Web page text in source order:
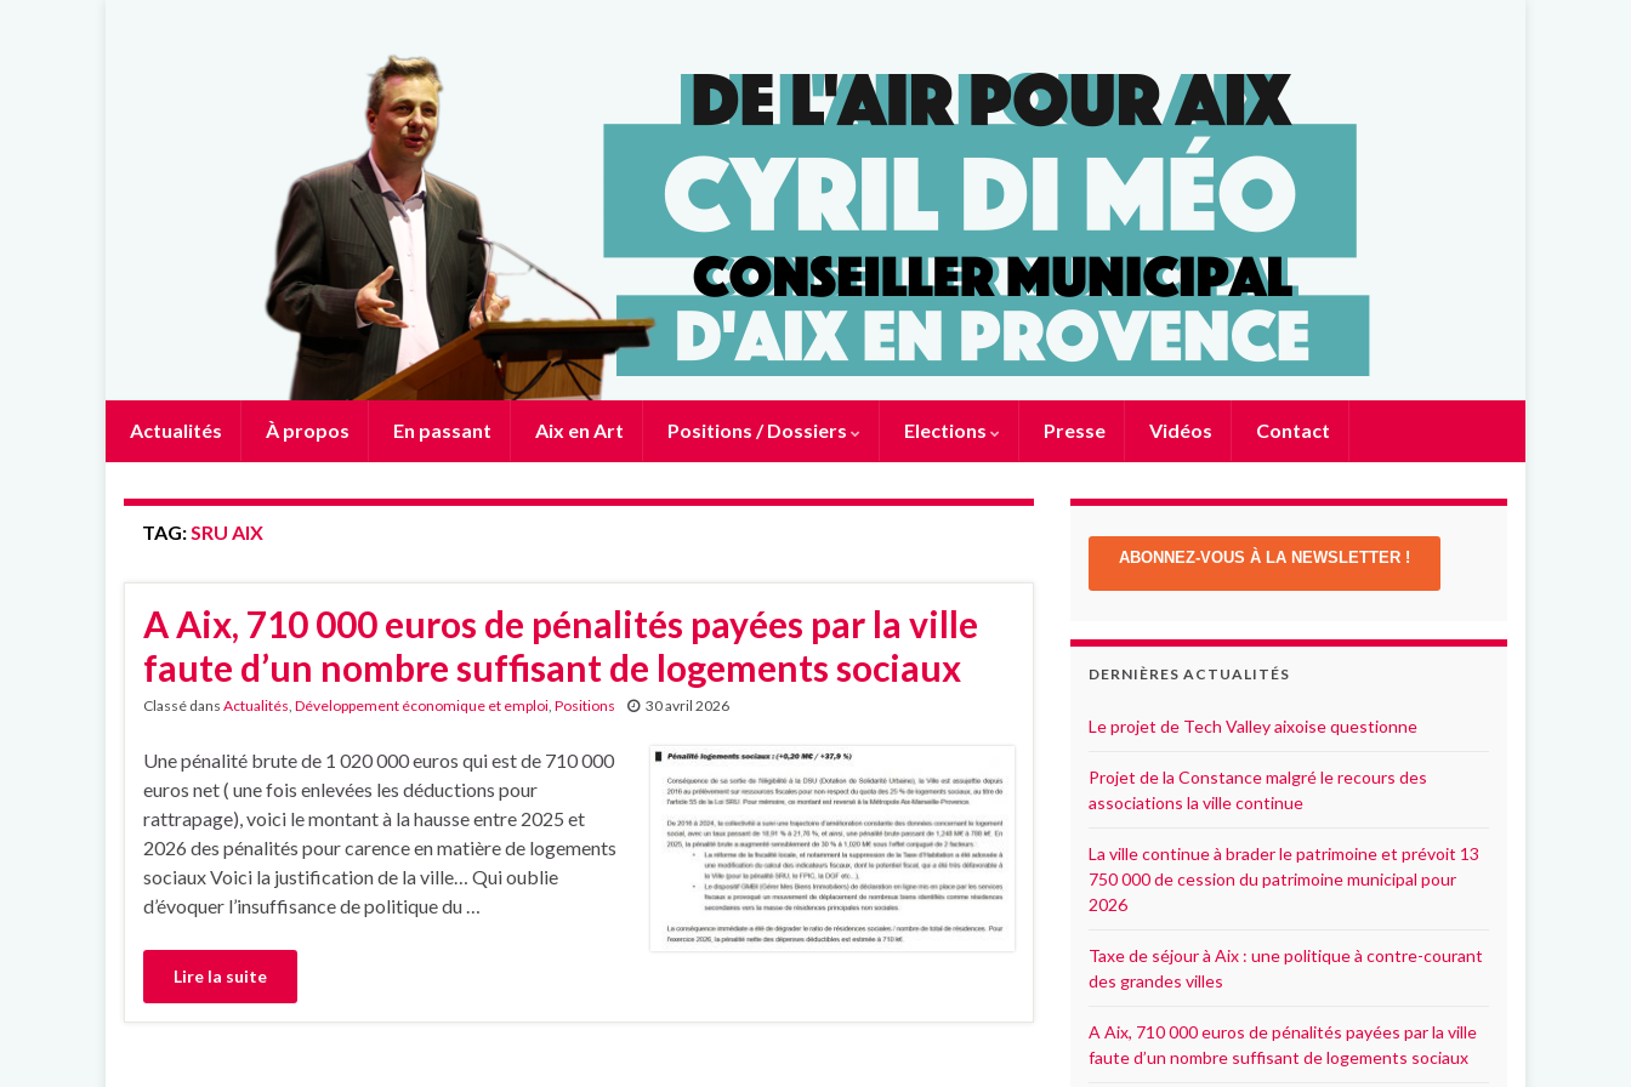
Actualités À propos En passant Aix en Art Positions / Dossiers Elections Presse Vidéos Contact
TAG:SRU AIX
A Aix, 710 000 euros de pénalités payées par la ville
faute d’un nombre suffisant de logements sociaux
Classé dans Actualités, Développement économique et emploi, Positions 30 avril 2026
Une pénalité brute de 1 020 000 euros qui est de 710 000
euros net ( une fois enlevées les déductions pour
rattrapage), voici le montant à la hausse entre 2025 et
2026 des pénalités pour carence en matière de logements
sociaux Voici la justification de la ville… Qui oublie
d’évoquer l’insuffisance de politique du …
Lire la suite
ABONNEZ-VOUS À LA NEWSLETTER !
DERNIÈRES ACTUALITÉS
Le projet de Tech Valley aixoise questionne
Projet de la Constance malgré le recours des
associations la ville continue
La ville continue à brader le patrimoine et prévoit 13
750 000 de cession du patrimoine municipal pour
2026
Taxe de séjour à Aix : une politique à contre-courant
des grandes villes
A Aix, 710 000 euros de pénalités payées par la ville
faute d’un nombre suffisant de logements sociaux